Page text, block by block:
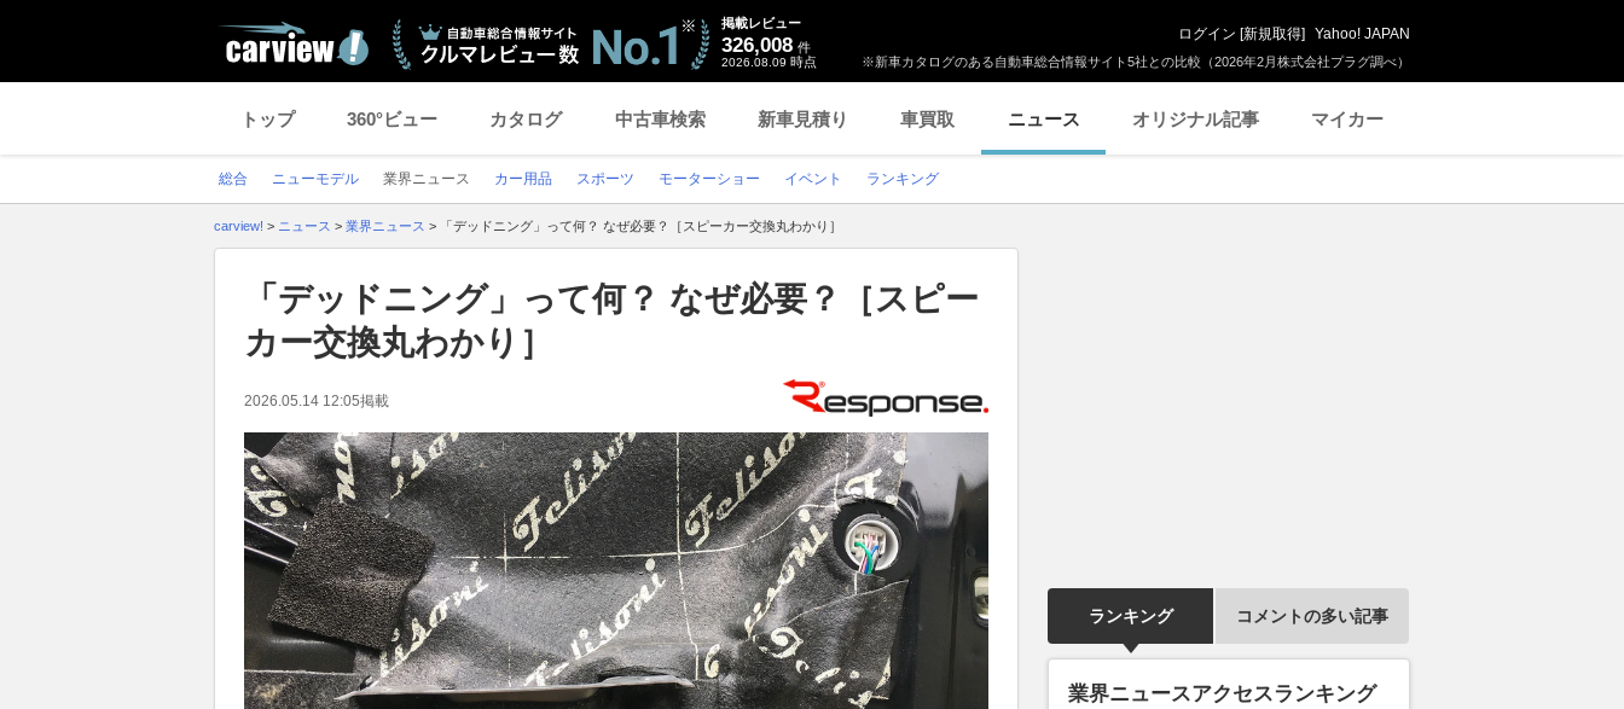
※新車カタログのある自動車総合情報サイト5社との比較（2026年2月株式会社プラグ調べ）
掲載レビュー
326,008 件
2026.08.09 時点
ログイン [新規取得] Yahoo! JAPAN
トップ 360°ビュー カタログ 中古車検索 新車見積り 車買取 ニュース オリジナル記事 マイカー
総合 ニューモデル 業界ニュース カー用品 スポーツ モーターショー イベント ランキング
carview! > ニュース > 業界ニュース > 「デッドニング」って何？ なぜ必要？［スピーカー交換丸わかり］
「デッドニング」って何？ なぜ必要？［スピー
カー交換丸わかり］
2026.05.14 12:05掲載
ランキング コメントの多い記事
業界ニュースアクセスランキング